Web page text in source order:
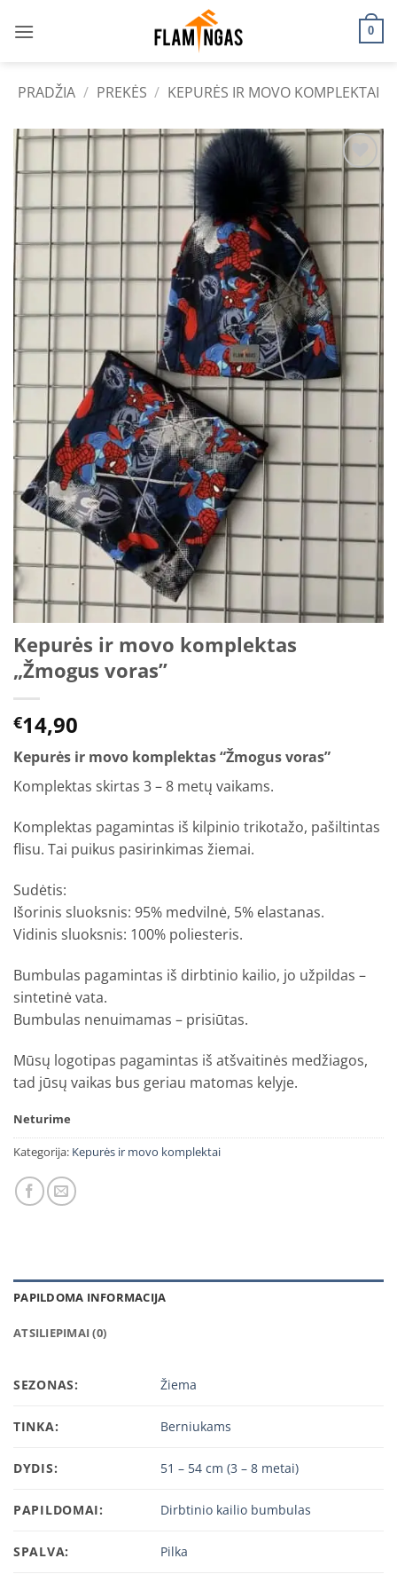
0
PRADŽIA / PREKĖS / KEPURĖS IR MOVO KOMPLEKTAI
wishlist
Kepurės ir movo komplektas
„Žmogus voras”
€14,90
Kepurės ir movo komplektas “Žmogus voras”
Komplektas skirtas 3 – 8 metų vaikams.
Komplektas pagamintas iš kilpinio trikotažo, pašiltintas
flisu. Tai puikus pasirinkimas žiemai.
Sudėtis:
Išorinis sluoksnis: 95% medvilnė, 5% elastanas.
Vidinis sluoksnis: 100% poliesteris.
Bumbulas pagamintas iš dirbtinio kailio, jo užpildas –
sintetinė vata.
Bumbulas nenuimamas – prisiūtas.
Mūsų logotipas pagamintas iš atšvaitinės medžiagos,
tad jūsų vaikas bus geriau matomas kelyje.
Neturime
Kategorija: Kepurės ir movo komplektai
PAPILDOMA INFORMACIJA
ATSILIEPIMAI (0)
SEZONAS: Žiema
TINKA: Berniukams
DYDIS: 51 – 54 cm (3 – 8 metai)
PAPILDOMAI: Dirbtinio kailio bumbulas
SPALVA: Pilka